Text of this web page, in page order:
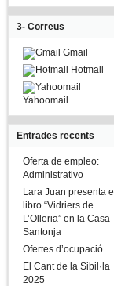
3- Correus
Gmail
Hotmail
Yahoomail
Entrades recents
Oferta de empleo:
Administrativo
Lara Juan presenta el
libro “Vidriers de
L’Olleria” en la Casa
Santonja
Ofertes d’ocupació
El Cant de la Sibil·la
2025